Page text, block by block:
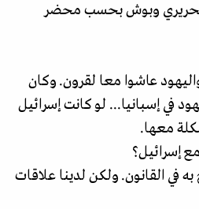
الحريري وبوش بحسب محضر
عاشوا معا لقرون. وكان
في إسبانيا... لو كانت إسرائيل
معها.
إسرائيل؟
في القانون. ولكن لدينا علاقات